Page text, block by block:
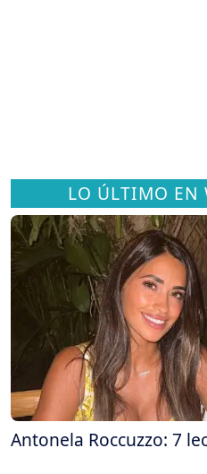
LO ÚLTIMO EN
Antonela Roccuzzo: 7